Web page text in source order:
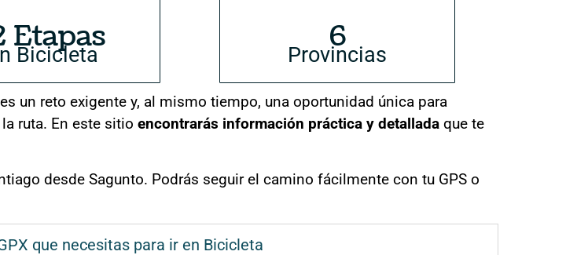
Etapas
Bicicleta 6
Provincias
es un reto exigente y, al mismo tiempo, una oportunidad única para
ruta. En este sitio encontrarás información práctica y detallada que te
desde Sagunto. Podrás seguir el camino fácilmente con tu GPS o
que necesitas para ir en Bicicleta